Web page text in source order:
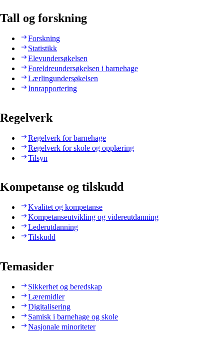
Tall og forskning
Forskning
Statistikk
Elevundersøkelsen
Foreldreundersøkelsen i barnehage
Lærlingundersøkelsen
Innrapportering
Regelverk
Regelverk for barnehage
Regelverk for skole og opplæring
Tilsyn
Kompetanse og tilskudd
Kvalitet og kompetanse
Kompetanseutvikling og videreutdanning
Lederutdanning
Tilskudd
Temasider
Sikkerhet og beredskap
Læremidler
Digitalisering
Samisk i barnehage og skole
Nasjonale minoriteter